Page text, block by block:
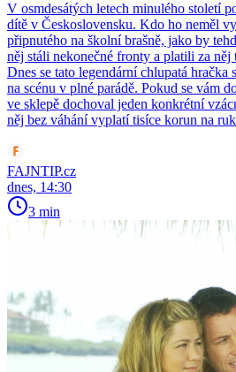
V osmdesátých letech minulého století
dítě v Československu. Kdo ho neměl
připnutého na školní brašně, jako by
něj stáli nekonečné fronty a platili za
Dnes se tato legendární chlupatá
na scénu v plné parádě. Pokud se vám
ve sklepě dochoval jeden konkrétní
něj bez váhání vyplatí tisíce korun na
FAJNTIP.cz
dnes, 14:30
3 min